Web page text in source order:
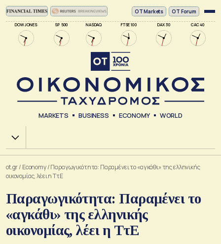
DOW JONES SP 500 NASDAQ FTSE 100 DAX 30 CAC 40
ΟΤ Markets OT Forum
MARKETS BUSINESS ECONOMY WORLD
Χ.Α.
ot.gr/ Economy/Παραγωγικότητα: Παραμένει το «αγκάθι» της ελληνικής
οικονομίας, λέει η ΤτΕ
Παραγωγικότητα: Παραμένει το
«αγκάθι» της ελληνικής
οικονομίας, λέει η ΤτΕ